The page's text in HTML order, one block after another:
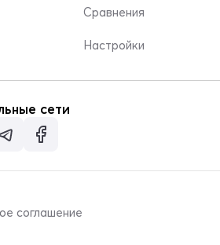
Сравнения
Настройки
сети
соглашение